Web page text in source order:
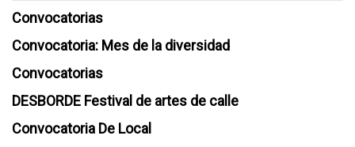
Convocatorias
Convocatoria: Mes de la diversidad
Convocatorias
DESBORDE Festival de artes de calle
Convocatoria De Local